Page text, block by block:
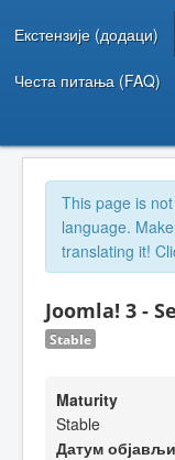
Екстензије (додаци)
Честа питања (FAQ)
This page is
language.
translating it!
Joomla! 3 -
Stable
Maturity
Stable
Датум